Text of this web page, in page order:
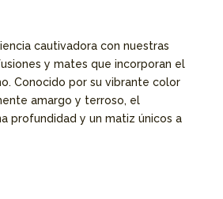
cautivadora con nuestras
y mates que incorporan el
Conocido por su vibrante color
amargo y terroso, el
profundidad y un matiz únicos a